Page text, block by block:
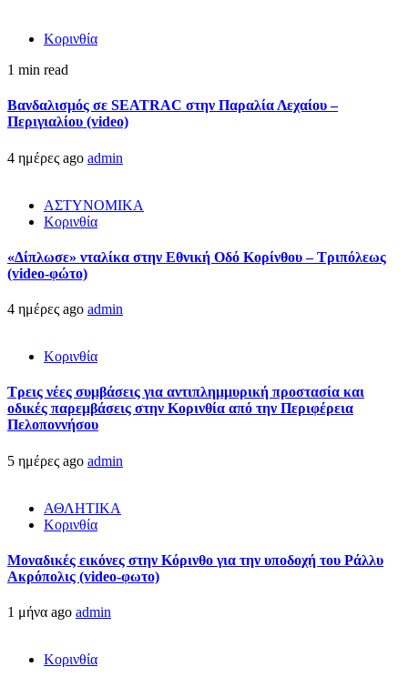
Κορινθία
1 min read
Βανδαλισμός σε SEATRAC στην Παραλία Λεχαίου –
Περιγιαλίου (video)
4 ημέρες ago admin
ΑΣΤΥΝΟΜΙΚΑ
Κορινθία
«Δίπλωσε» νταλίκα στην Εθνική Oδό Κορίνθου – Τριπόλεως
(video-φώτο)
4 ημέρες ago admin
Κορινθία
Τρεις νέες συμβάσεις για αντιπλημμυρική προστασία και
οδικές παρεμβάσεις στην Κορινθία από την Περιφέρεια
Πελοποννήσου
5 ημέρες ago admin
ΑΘΛΗΤΙΚΑ
Κορινθία
Μοναδικές εικόνες στην Κόρινθο για την υποδοχή του Ράλλυ
Ακρόπολις (video-φωτο)
1 μήνα ago admin
Κορινθία